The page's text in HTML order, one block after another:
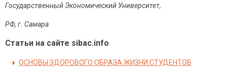
Государственный Экономический Университет,
РФ, г. Самара
Статьи на сайте sibac.info
ОСНОВЫ ЗДОРОВОГО ОБРАЗА ЖИЗНИ СТУДЕНТОВ